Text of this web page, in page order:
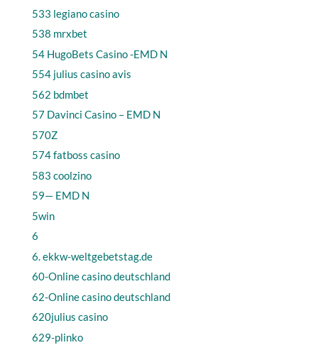
533 legiano casino
538 mrxbet
54 HugoBets Casino -EMD N
554 julius casino avis
562 bdmbet
57 Davinci Casino – EMD N
570Z
574 fatboss casino
583 coolzino
59— EMD N
5win
6
6. ekkw-weltgebetstag.de
60-Online casino deutschland
62-Online casino deutschland
620julius casino
629-plinko